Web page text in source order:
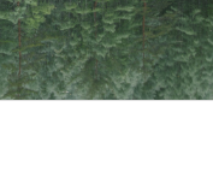

次へ

検索